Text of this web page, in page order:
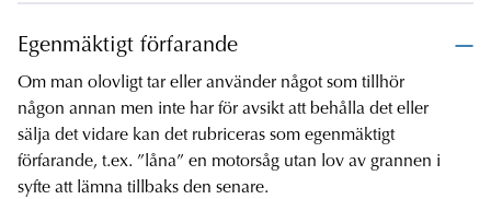
Egenmäktigt förfarande
Om man olovligt tar eller använder något som tillhör
någon annan men inte har för avsikt att behålla det eller
sälja det vidare kan det rubriceras som egenmäktigt
förfarande, t.ex. ”låna” en motorsåg utan lov av grannen i
syfte att lämna tillbaks den senare.